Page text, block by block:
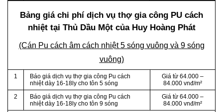
Bảng giá chi phí dịch vụ thợ gia công PU cách
nhiệt tại Thủ Dầu Một của Huy Hoàng Phát
(Cán Pu cách âm cách nhiệt 5 sóng vuông và 9 sóng
vuông)
1
Báo giá dịch vụ thợ gia công Pu cách
nhiệt dày 16-18ly cho tôn 5 sóng
Giá từ 64.000 –
84.000 vnđ/m²
2
Báo giá dịch vụ thợ gia công Pu cách
nhiệt dày 16-18ly cho tôn 9 sóng
Giá từ 64.000 –
84.000 vnđ/m²